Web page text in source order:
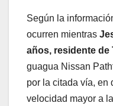
Según la
ocurren mientras
años, residente de
guagua Nissan
por la citada vía, en
velocidad mayor a